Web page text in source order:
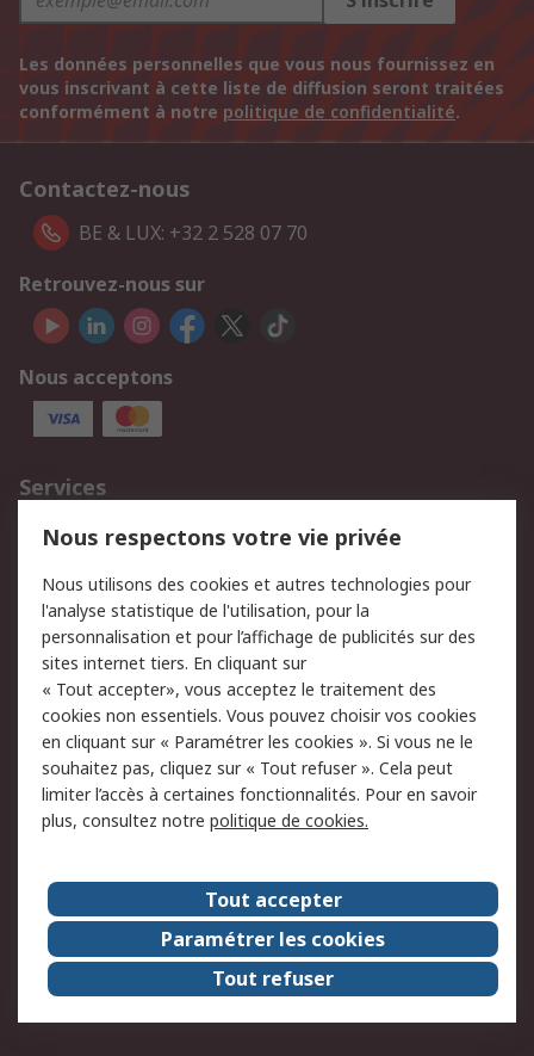
Les données personnelles que vous nous fournissez en
vous inscrivant à cette liste de diffusion seront traitées
conformément à notre politique de confidentialité.
Contactez-nous
BE & LUX: +32 2 528 07 70
Retrouvez-nous sur
Nous acceptons
Services
750.000 produits
2.500 marques
Retours
Support technique
Track & trace
Legal
Politique de cookies
Sécurité des e-mails
Politique de protection
des données - Mise à
jour
Conditions générales
de vente
A propos de RS
Le groupe RS Group
A propos de RS
RS dans le monde
Travaillez chez RS
ESG
Nous respectons votre vie privée
Nous utilisons des cookies et autres technologies pour
l'analyse statistique de l'utilisation, pour la
personnalisation et pour l’affichage de publicités sur des
sites internet tiers. En cliquant sur
« Tout accepter», vous acceptez le traitement des
cookies non essentiels. Vous pouvez choisir vos cookies
en cliquant sur « Paramétrer les cookies ». Si vous ne le
souhaitez pas, cliquez sur « Tout refuser ». Cela peut
limiter l’accès à certaines fonctionnalités. Pour en savoir
plus, consultez notre politique de cookies.
Tout accepter
Paramétrer les cookies
Tout refuser